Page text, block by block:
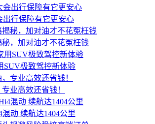
出行保障有它更安心
，加对油才不花冤枉钱
SUV极致驾控新体验
业高效还省钱！
动 续航达1404公里